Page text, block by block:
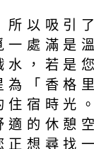
以吸引
處滿是
，若是
「香格
宿時光
的休憩
個渡